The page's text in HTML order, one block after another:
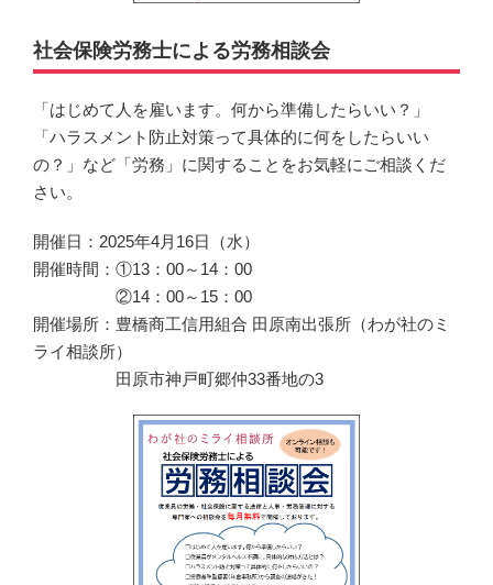
社会保険労務士による労務相談会
「はじめて人を雇います。何から準備したらいい？」
「ハラスメント防止対策って具体的に何をしたらいい
の？」など「労務」に関することをお気軽にご相談くだ
さい。
開催日：2025年4月16日（水）
開催時間：①13：00～14：00
②14：00～15：00
開催場所：豊橋商工信用組合 田原南出張所（わが社のミ
ライ相談所）
田原市神戸町郷仲33番地の3